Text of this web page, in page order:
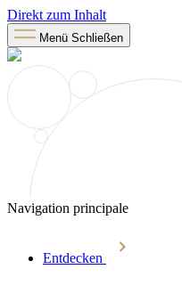
Direkt zum Inhalt
Menü Schließen
Navigation principale
Entdecken